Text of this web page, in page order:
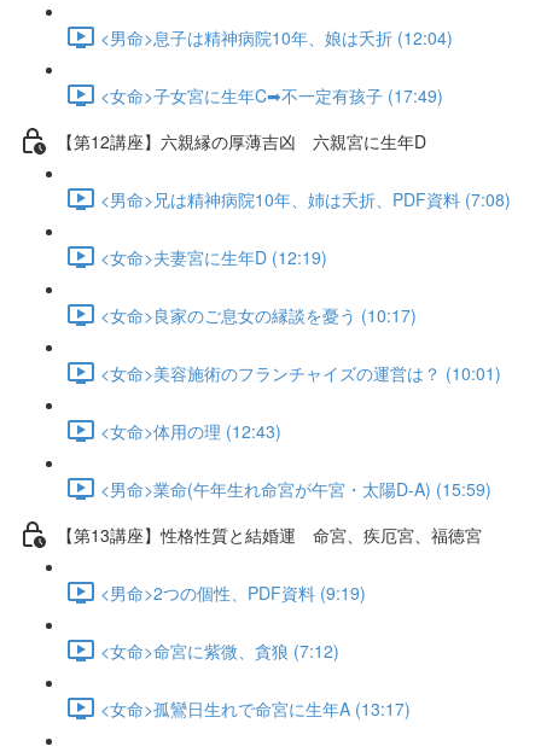
<男命>息子は精神病院10年、娘は夭折 (12:04)
<女命>子女宮に生年C➡不一定有孩子 (17:49)
【第12講座】六親縁の厚薄吉凶 六親宮に生年D
<男命>兄は精神病院10年、姉は夭折、PDF資料 (7:08)
<女命>夫妻宮に生年D (12:19)
<女命>良家のご息女の縁談を憂う (10:17)
<女命>美容施術のフランチャイズの運営は？ (10:01)
<女命>体用の理 (12:43)
<男命>業命(午年生れ命宮が午宮・太陽D-A) (15:59)
【第13講座】性格性質と結婚運 命宮、疾厄宮、福徳宮
<男命>2つの個性、PDF資料 (9:19)
<女命>命宮に紫微、貪狼 (7:12)
<女命>孤鸞日生れで命宮に生年A (13:17)